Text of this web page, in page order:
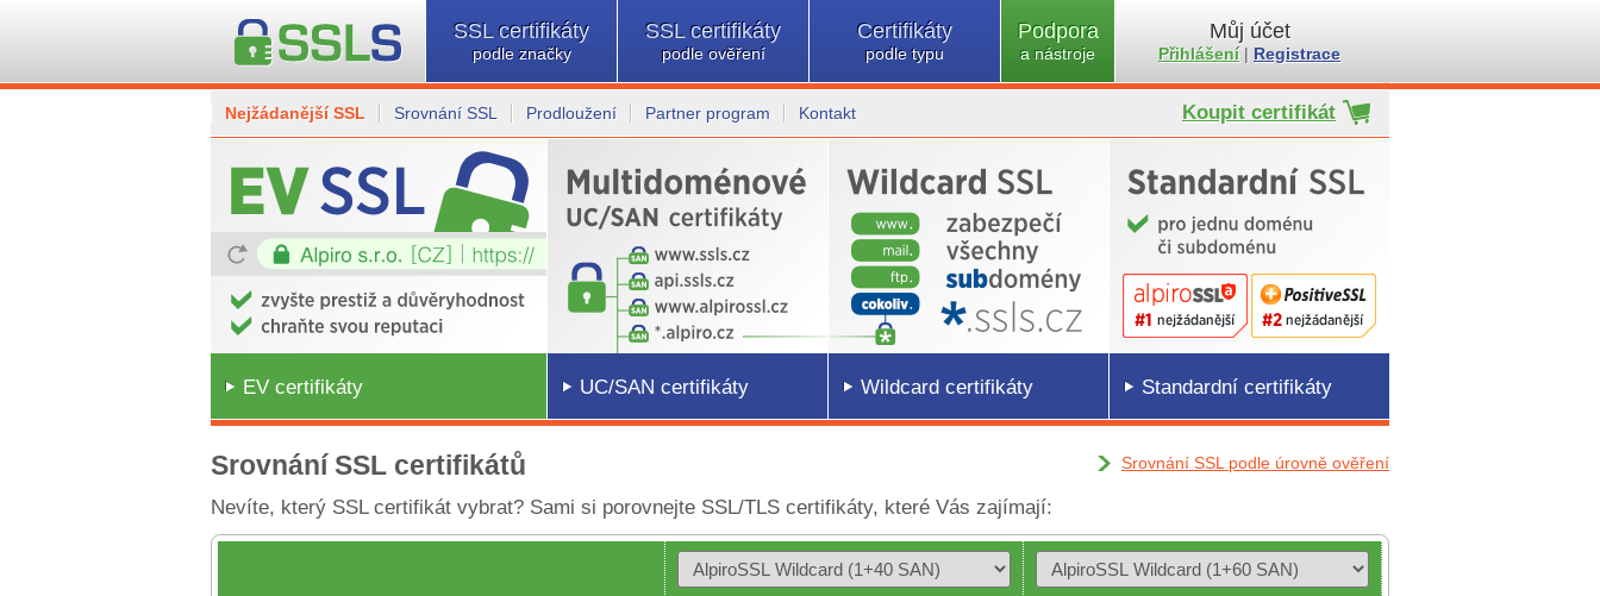
SSL certifikáty
podle značky
SSL certifikáty
podle ověření
Certifikáty
podle typu
Podpora
a nástroje
Můj účet
Přihlášení| Registrace
Nejžádanější SSL Srovnání SSL Prodloužení Partner program Kontakt Koupit certifikát
EV certifikáty UC/SAN certifikáty Wildcard certifikáty Standardní certifikáty
Srovnání SSL certifikátů Srovnání SSL podle úrovně ověření
Nevíte, který SSL certifikát vybrat? Sami si porovnejte SSL/TLS certifikáty, které Vás zajímají: